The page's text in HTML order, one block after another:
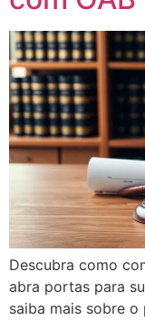
Descubra como
abra portas para
saiba mais sobre o